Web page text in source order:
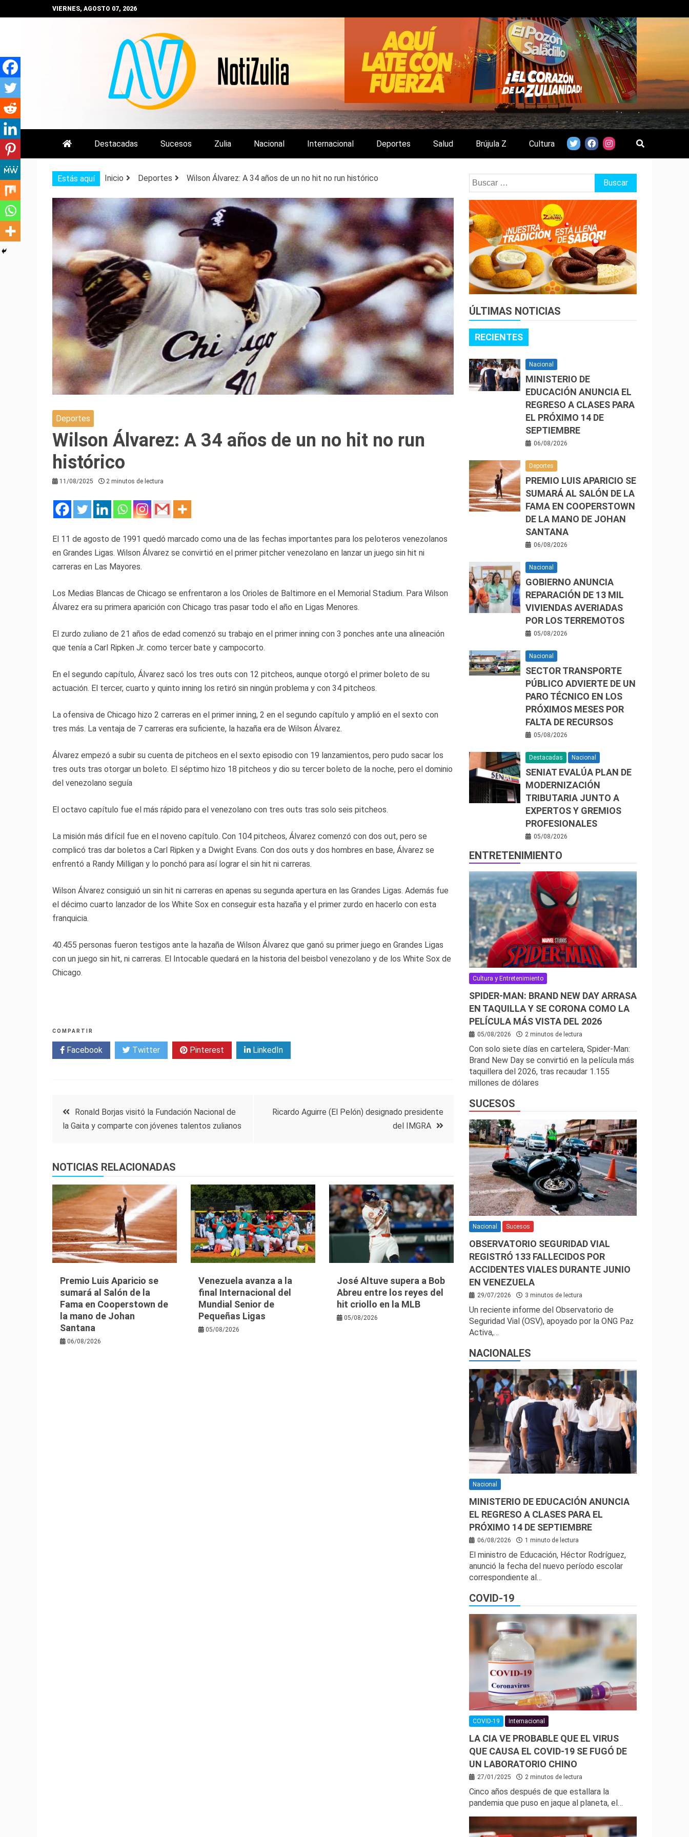
al
VIERNES, AGOSTO 07, 2026
NOTIZULIA
NOTICIAS DEL ZULIA, VENEZUELA Y DE INTERÉS GENERAL.
Destacadas Sucesos Zulia Nacional Internacional Deportes Salud Brújula Z Cultura
Estás aquí Inicio Deportes Wilson Álvarez: A 34 años de un no hit no run histórico
Deportes
Wilson Álvarez: A 34 años de un no hit no run
histórico
11/08/2025 2 minutos de lectura
El 11 de agosto de 1991 quedó marcado como una de las fechas importantes para los peloteros venezolanos
en Grandes Ligas. Wilson Álvarez se convirtió en el primer pitcher venezolano en lanzar un juego sin hit ni
carreras en Las Mayores.
Los Medias Blancas de Chicago se enfrentaron a los Orioles de Baltimore en el Memorial Stadium. Para Wilson
Álvarez era su primera aparición con Chicago tras pasar todo el año en Ligas Menores.
El zurdo zuliano de 21 años de edad comenzó su trabajo en el primer inning con 3 ponches ante una alineación
que tenía a Carl Ripken Jr. como tercer bate y campocorto.
En el segundo capítulo, Álvarez sacó los tres outs con 12 pitcheos, aunque otorgó el primer boleto de su
actuación. El tercer, cuarto y quinto inning los retiró sin ningún problema y con 34 pitcheos.
La ofensiva de Chicago hizo 2 carreras en el primer inning, 2 en el segundo capítulo y amplió en el sexto con
tres más. La ventaja de 7 carreras era suficiente, la hazaña era de Wilson Álvarez.
Álvarez empezó a subir su cuenta de pitcheos en el sexto episodio con 19 lanzamientos, pero pudo sacar los
tres outs tras otorgar un boleto. El séptimo hizo 18 pitcheos y dio su tercer boleto de la noche, pero el dominio
del venezolano seguía
El octavo capítulo fue el más rápido para el venezolano con tres outs tras solo seis pitcheos.
La misión más difícil fue en el noveno capítulo. Con 104 pitcheos, Álvarez comenzó con dos out, pero se
complicó tras dar boletos a Carl Ripken y a Dwight Evans. Con dos outs y dos hombres en base, Álvarez se
enfrentó a Randy Milligan y lo ponchó para así lograr el sin hit ni carreras.
Wilson Álvarez consiguió un sin hit ni carreras en apenas su segunda apertura en las Grandes Ligas. Además fue
el décimo cuarto lanzador de los White Sox en conseguir esta hazaña y el primer zurdo en hacerlo con esta
franquicia.
40.455 personas fueron testigos ante la hazaña de Wilson Álvarez que ganó su primer juego en Grandes Ligas
con un juego sin hit, ni carreras. El Intocable quedará en la historia del beisbol venezolano y de los White Sox de
Chicago.
COMPARTIR
Facebook Twitter Pinterest LinkedIn
Navegación
entradas
Ronald Borjas visitó la Fundación Nacional de
la Gaita y comparte con jóvenes talentos zulianos
Ricardo Aguirre (El Pelón) designado presidente
del IMGRA
NOTICIAS RELACIONADAS
Premio Luis Aparicio se
sumará al Salón de la
Fama en Cooperstown de
la mano de Johan
Santana
06/08/2026
Venezuela avanza a la
final Internacional del
Mundial Senior de
Pequeñas Ligas
05/08/2026
José Altuve supera a Bob
Abreu entre los reyes del
hit criollo en la MLB
05/08/2026
Buscar:
ÚLTIMAS NOTICIAS
RECIENTES
Nacional
MINISTERIO DE
EDUCACIÓN ANUNCIA EL
REGRESO A CLASES PARA
EL PRÓXIMO 14 DE
SEPTIEMBRE
06/08/2026
Deportes
PREMIO LUIS APARICIO SE
SUMARÁ AL SALÓN DE LA
FAMA EN COOPERSTOWN
DE LA MANO DE JOHAN
SANTANA
06/08/2026
Nacional
GOBIERNO ANUNCIA
REPARACIÓN DE 13 MIL
VIVIENDAS AVERIADAS
POR LOS TERREMOTOS
05/08/2026
Nacional
SECTOR TRANSPORTE
PÚBLICO ADVIERTE DE UN
PARO TÉCNICO EN LOS
PRÓXIMOS MESES POR
FALTA DE RECURSOS
05/08/2026
Destacadas Nacional
SENIAT EVALÚA PLAN DE
MODERNIZACIÓN
TRIBUTARIA JUNTO A
EXPERTOS Y GREMIOS
PROFESIONALES
05/08/2026
ENTRETENIMIENTO
Cultura y Entretenimiento
SPIDER-MAN: BRAND NEW DAY ARRASA
EN TAQUILLA Y SE CORONA COMO LA
PELÍCULA MÁS VISTA DEL 2026
05/08/2026 2 minutos de lectura
Con solo siete días en cartelera, Spider-Man:
Brand New Day se convirtió en la película más
taquillera del 2026, tras recaudar 1.155
millones de dólares
SUCESOS
Nacional Sucesos
OBSERVATORIO SEGURIDAD VIAL
REGISTRÓ 133 FALLECIDOS POR
ACCIDENTES VIALES DURANTE JUNIO
EN VENEZUELA
29/07/2026 3 minutos de lectura
Un reciente informe del Observatorio de
Seguridad Vial (OSV), apoyado por la ONG Paz
Activa,…
NACIONALES
Nacional
MINISTERIO DE EDUCACIÓN ANUNCIA
EL REGRESO A CLASES PARA EL
PRÓXIMO 14 DE SEPTIEMBRE
06/08/2026 1 minuto de lectura
El ministro de Educación, Héctor Rodríguez,
anunció la fecha del nuevo período escolar
correspondiente al…
COVID-19
COVID-19 Internacional
LA CIA VE PROBABLE QUE EL VIRUS
QUE CAUSA EL COVID-19 SE FUGÓ DE
UN LABORATORIO CHINO
27/01/2025 2 minutos de lectura
Cinco años después de que estallara la
pandemia que puso en jaque al planeta, el…